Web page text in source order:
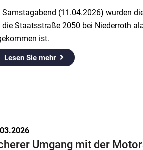
Samstagabend (11.04.2026) wurden
Staatsstraße 2050 bei Niederroth
ist.
Lesen Sie mehr
Umgang mit der